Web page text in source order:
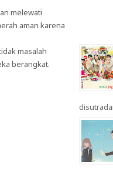
melewati
aman karena
masalah
berangkat.